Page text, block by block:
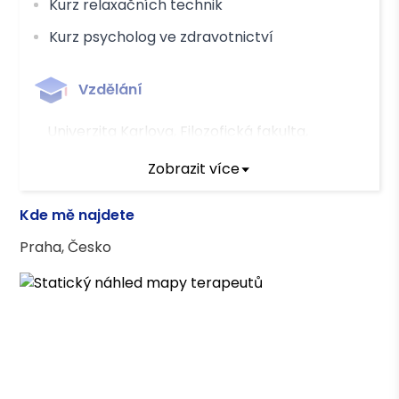
Kurz relaxačních technik
Kurz psycholog ve zdravotnictví
Vzdělání
Univerzita Karlova, Filozofická fakulta,
Zobrazit více
Kde mě najdete
Praha, Česko